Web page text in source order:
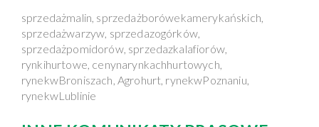
sprzedażmalin, sprzedażborówekamerykańskich,
sprzedażwarzyw, sprzedazogórków,
sprzedażpomidorów, sprzedazkalafiorów,
rynkihurtowe, cenynarynkachhurtowych,
rynekwBroniszach, Agrohurt, rynekwPoznaniu,
rynekwLublinie